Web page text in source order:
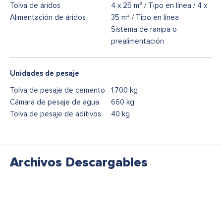
Tolva de áridos
Alimentación de áridos
4 x 25 m³ / Tipo en línea / 4 x
35 m³ / Tipo en línea
Sistema de rampa o
prealimentación
Unidades de pesaje
Tolva de pesaje de cemento
Cámara de pesaje de agua
Tolva de pesaje de aditivos
1.700 kg
660 kg
40 kg
Archivos Descargables